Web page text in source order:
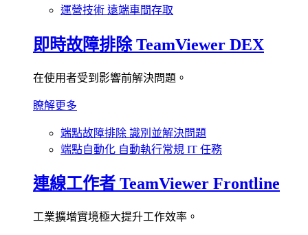
運營技術 遠端車間存取
即時故障排除 TeamViewer DEX
在使用者受到影響前解決問題。
瞭解更多
端點故障排除 識別並解決問題
端點自動化 自動執行常規 IT 任務
連線工作者 TeamViewer Frontline
工業擴增實境極大提升工作效率。